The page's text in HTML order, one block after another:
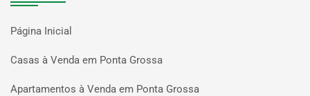
Página Inicial
Casas à Venda em Ponta Grossa
Apartamentos à Venda em Ponta Grossa